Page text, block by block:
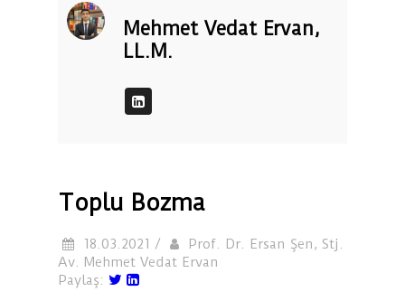
Mehmet Vedat Ervan,
LL.M.
Toplu Bozma
18.03.2021 /
Prof. Dr. Ersan Şen, Stj.
Av. Mehmet Vedat Ervan
Paylaş: